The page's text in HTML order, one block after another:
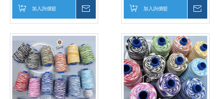
加入詢價籃 加入詢價籃